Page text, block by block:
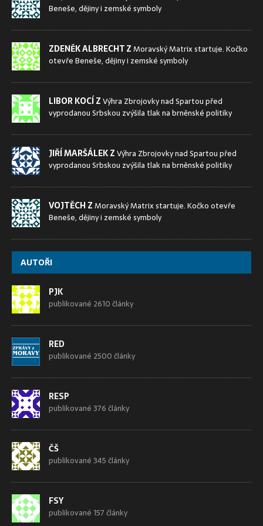
Beneše, dějiny i zemské symboly
ZDENĚK ALBRECHT ZMoravský Matrix startuje. Kočko
otevře Beneše, dějiny i zemské symboly
LIBOR KOCÍ ZVýhra Zbrojovky nad Spartou před
vyprodanou Srbskou zvýšila tlak na brněnské politiky
JIŘÍ MARŠÁLEK ZVýhra Zbrojovky nad Spartou před
vyprodanou Srbskou zvýšila tlak na brněnské politiky
VOJTĚCH ZMoravský Matrix startuje. Kočko otevře
Beneše, dějiny i zemské symboly
AUTOŘI
PJK
publikované 2610 články
RED
publikované 2500 články
RESP
publikované 376 články
ČŠ
publikované 345 články
FSY
publikované 157 články